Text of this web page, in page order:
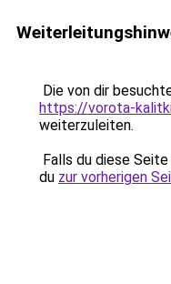
Die von dir
https://vorota-
weiterzuleiten.
Falls du diese
du zur vorherigen